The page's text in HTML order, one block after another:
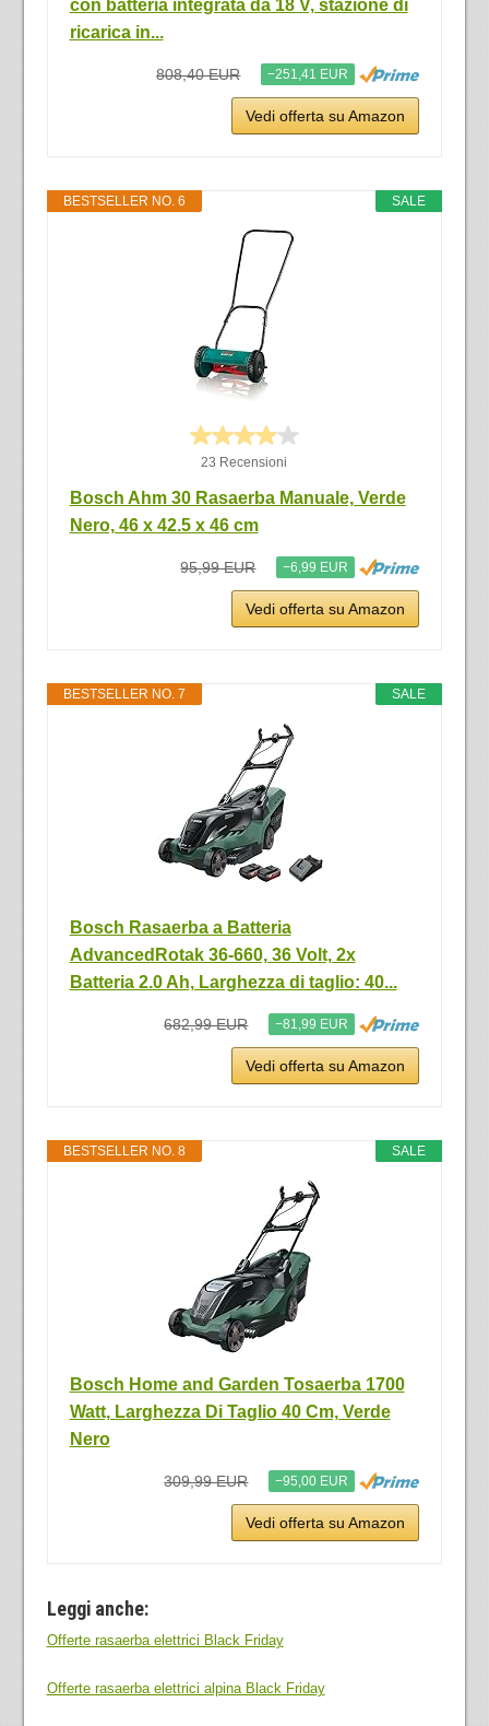
con batteria integrata da 18 V, stazione di
ricarica in...
808,40 EUR −251,41 EUR
Vedi offerta su Amazon
SALE
BESTSELLER NO. 6
23 Recensioni
Bosch Ahm 30 Rasaerba Manuale, Verde
Nero, 46 x 42.5 x 46 cm
95,99 EUR −6,99 EUR
Vedi offerta su Amazon
SALE
BESTSELLER NO. 7
Bosch Rasaerba a Batteria
AdvancedRotak 36-660, 36 Volt, 2x
Batteria 2.0 Ah, Larghezza di taglio: 40...
682,99 EUR −81,99 EUR
Vedi offerta su Amazon
SALE
BESTSELLER NO. 8
Bosch Home and Garden Tosaerba 1700
Watt, Larghezza Di Taglio 40 Cm, Verde
Nero
309,99 EUR −95,00 EUR
Vedi offerta su Amazon
Leggi anche:
Offerte rasaerba elettrici Black Friday
Offerte rasaerba elettrici alpina Black Friday